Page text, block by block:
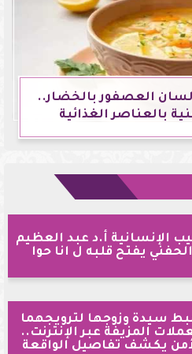
العصفور بالخضار..
بالعناصر الغذائية
الإنسانية أ.د عبد العظيم
الحفني يفتح قلبه ل انا حوا
سيدة وزوجها لترويجهما
المزيفة عبر الإنترنت..
يكشف تفاصيل الواقعة